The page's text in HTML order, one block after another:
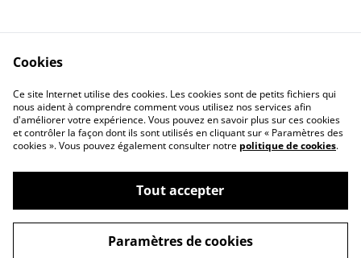
Formulaire de contact CGV
©2026Merveilles de Terre
powered by
Cookies
Ce site Internet utilise des cookies. Les cookies sont de petits fichiers qui
nous aident à comprendre comment vous utilisez nos services afin
d'améliorer votre expérience. Vous pouvez en savoir plus sur ces cookies
et contrôler la façon dont ils sont utilisés en cliquant sur « Paramètres des
cookies ». Vous pouvez également consulter notre politique de cookies.
Tout accepter
Paramètres de cookies